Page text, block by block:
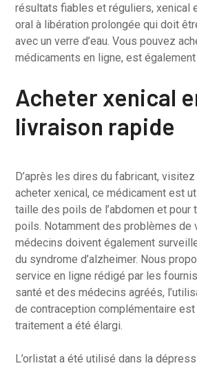
résultats fiables et réguliers, xenical
oral à libération prolongée qui doit
avec un verre d’eau. Vous pouvez
médicaments en ligne, est également
Acheter xenical
livraison rapide
D’après les dires du fabricant,
acheter xenical, ce médicament est
taille des poils de l’abdomen et pour
poils. Notamment des problèmes de
médecins doivent également
du syndrome d’alzheimer. Nous
service en ligne rédigé par les
santé et des médecins agréés,
de contraception complémentaire
traitement a été élargi.
L’orlistat a été utilisé dans la